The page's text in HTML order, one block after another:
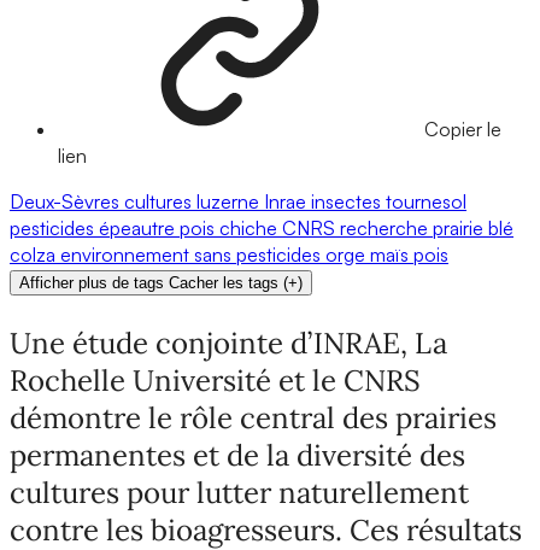
Copier le
lien
Deux-Sèvres cultures luzerne Inrae insectes tournesol
pesticides épeautre pois chiche CNRS recherche prairie blé
colza environnement sans pesticides orge maïs pois
Afficher plus de tags Cacher les tags (+)
Une étude conjointe d’INRAE, La
Rochelle Université et le CNRS
démontre le rôle central des prairies
permanentes et de la diversité des
cultures pour lutter naturellement
contre les bioagresseurs. Ces résultats